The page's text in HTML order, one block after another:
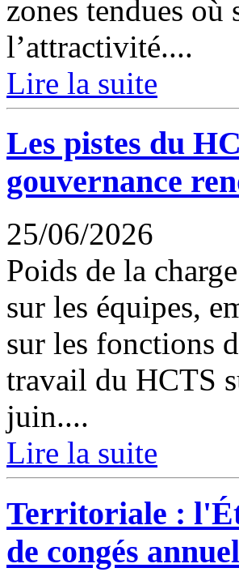
zones tendues
l’attractivité....
Lire la suite
Les pistes du
gouvernance
25/06/2026
Poids de la
sur les équipes,
sur les fonctions
travail du HCTS
juin....
Lire la suite
Territoriale :
de congés